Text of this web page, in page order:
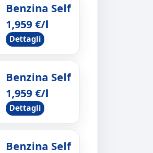
Benzina Self
1,959 €/l
Dettagli
Benzina Self
1,959 €/l
Dettagli
Benzina Self